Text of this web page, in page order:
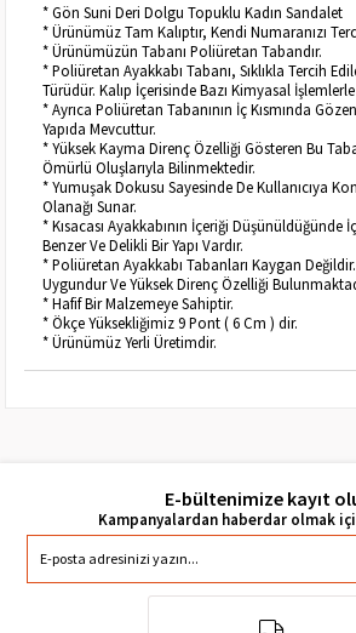
* Gön Suni Deri Dolgu Topuklu Kadın Sandalet
* Ürünümüz Tam Kalıptır, Kendi Numaranızı
* Ürünümüzün Tabanı Poliüretan Tabandır.
* Poliüretan Ayakkabı Tabanı, Sıklıkla Tercih
Türüdür. Kalıp İçerisinde Bazı Kimyasal
* Ayrıca Poliüretan Tabanının İç Kısmında
Yapıda Mevcuttur.
* Yüksek Kayma Direnç Özelliği Gösteren Bu
Ömürlü Oluşlarıyla Bilinmektedir.
* Yumuşak Dokusu Sayesinde De Kullanıcıya
Olanağı Sunar.
* Kısacası Ayakkabının İçeriği Düşünüldüğünde
Benzer Ve Delikli Bir Yapı Vardır.
* Poliüretan Ayakkabı Tabanları Kaygan
Uygundur Ve Yüksek Direnç Özelliği
* Hafif Bir Malzemeye Sahiptir.
* Ökçe Yüksekliğimiz 9 Pont ( 6 Cm ) dir.
* Ürünümüz Yerli Üretimdir.
E-bültenimize kayıt